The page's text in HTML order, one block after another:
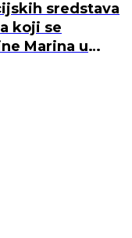
sredstava
koji se
Marina u